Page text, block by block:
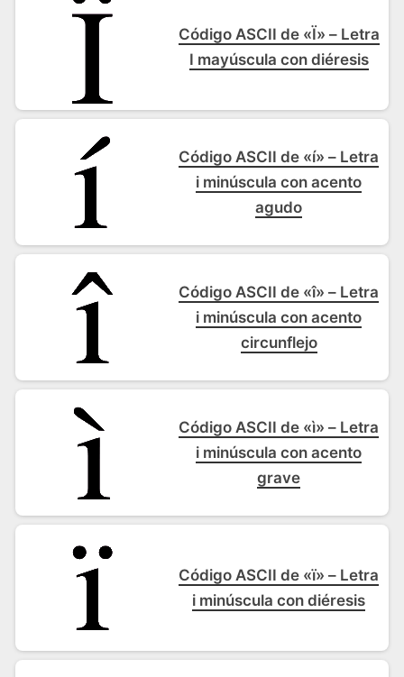
Código ASCII de «Ï» – Letra
I mayúscula con diéresis
Código ASCII de «í» – Letra
i minúscula con acento
agudo
Código ASCII de «î» – Letra
i minúscula con acento
circunflejo
Código ASCII de «ì» – Letra
i minúscula con acento
grave
Código ASCII de «ï» – Letra
i minúscula con diéresis